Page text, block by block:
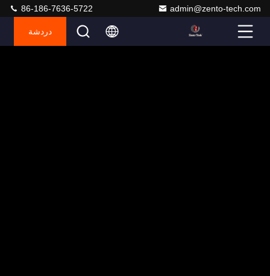
admin@zento-tech.com
86-186-7636-5722
دردشة